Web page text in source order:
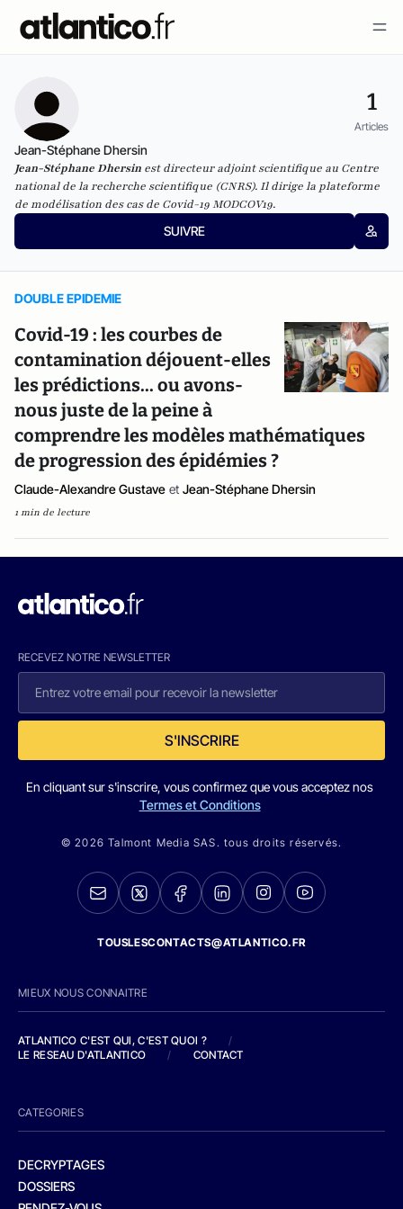
1
Articles
Jean-Stéphane Dhersin
Jean-Stéphane Dhersin est directeur adjoint scientifique au Centre
national de la recherche scientifique (CNRS). Il dirige la plateforme
de modélisation des cas de Covid-19MODCOV19.
SUIVRE
DOUBLE EPIDEMIE
Covid-19 : les courbes de
contamination déjouent-elles
les prédictions... ou avons-
nous juste de la peine à
comprendre les modèles mathématiques
de progression des épidémies ?
Claude-Alexandre Gustave et Jean-Stéphane Dhersin
1 min de lecture
RECEVEZ NOTRE NEWSLETTER
S'INSCRIRE
En cliquant sur s'inscrire, vous confirmez que vous acceptez nos
Termes et Conditions
© 2026 Talmont Media SAS. tous droits réservés.
TOUSLESCONTACTS@ATLANTICO.FR
MIEUX NOUS CONNAITRE
ATLANTICO C'EST QUI, C'EST QUOI ?
/
LE RESEAU D'ATLANTICO
/ CONTACT
CATEGORIES
DECRYPTAGES
DOSSIERS